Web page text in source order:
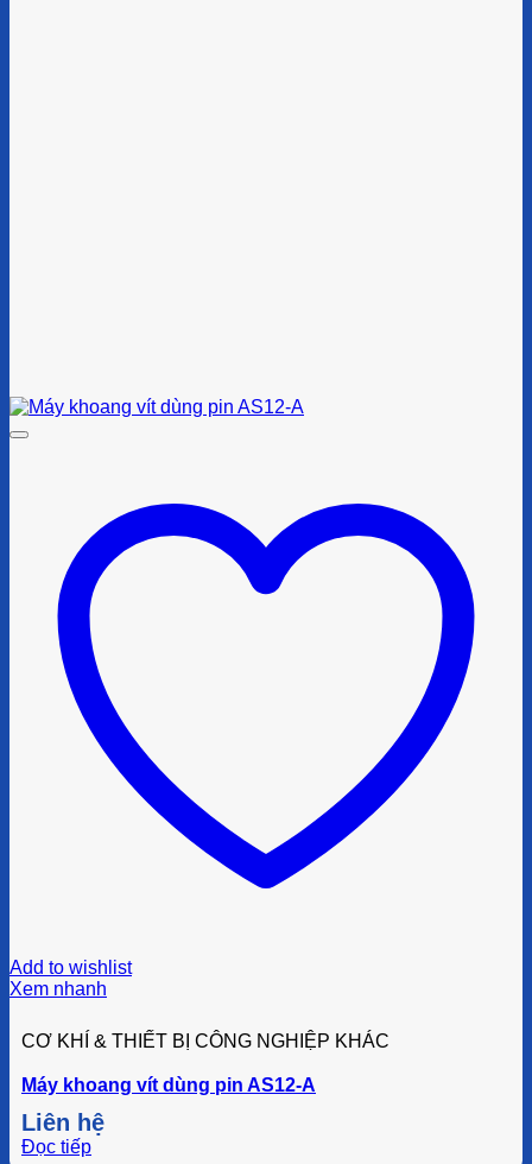
Add to wishlist
Xem nhanh
CƠ KHÍ & THIẾT BỊ CÔNG NGHIỆP KHÁC
Máy khoang vít dùng pin AS12-A
Liên hệ
Đọc tiếp